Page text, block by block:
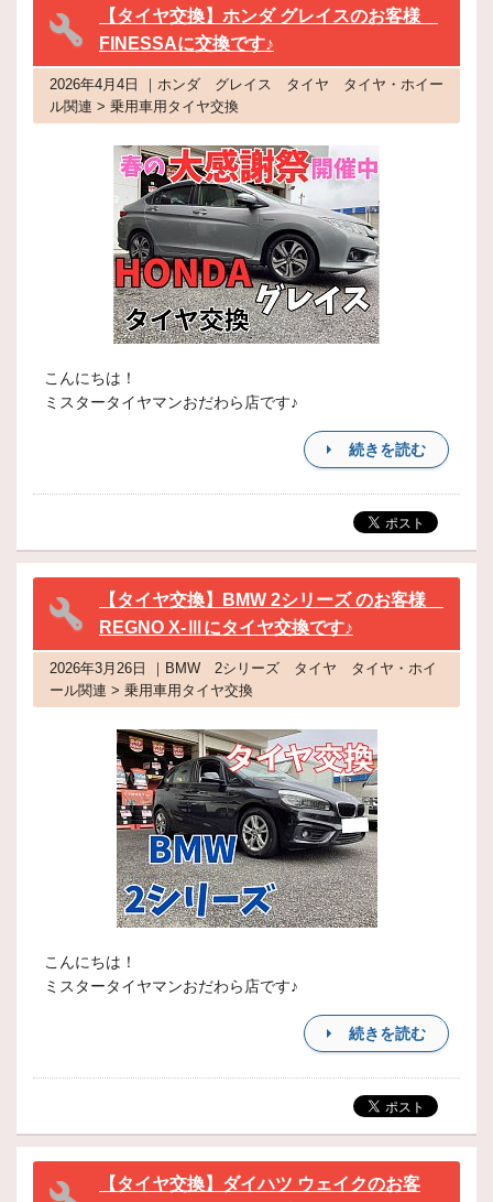
【タイヤ交換】ホンダ グレイスのお客様
FINESSAに交換です♪
2026年4月4日 ｜ホンダ グレイス タイヤ タイヤ・ホイー
ル関連 > 乗用車用タイヤ交換
こんにちは！
ミスタータイヤマンおだわら店です♪
続きを読む
【タイヤ交換】BMW 2シリーズ のお客様
REGNO X-Ⅲにタイヤ交換です♪
2026年3月26日 ｜BMW 2シリーズ タイヤ タイヤ・ホイ
ール関連 > 乗用車用タイヤ交換
こんにちは！
ミスタータイヤマンおだわら店です♪
続きを読む
【タイヤ交換】ダイハツ ウェイクのお客